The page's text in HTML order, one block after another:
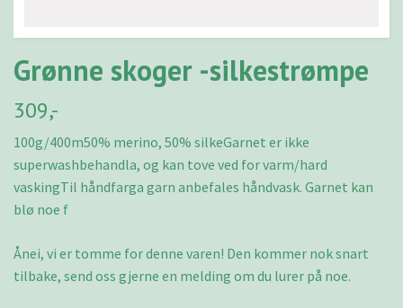
Grønne skoger -silkestrømpe
309,-
100g/400m50% merino, 50% silkeGarnet er ikke
superwashbehandla, og kan tove ved for varm/hard
vaskingTil håndfarga garn anbefales håndvask. Garnet kan
blø noe f
Ånei, vi er tomme for denne varen! Den kommer nok snart
tilbake, send oss gjerne en melding om du lurer på noe.